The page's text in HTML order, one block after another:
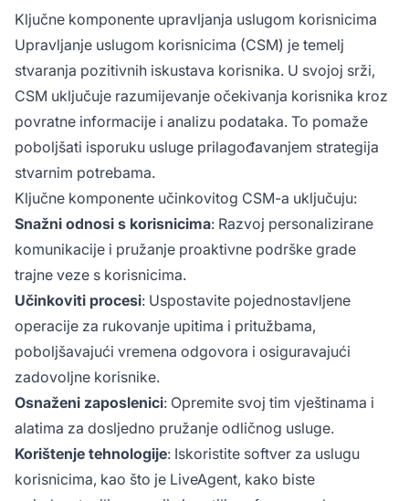
Ključne komponente upravljanja uslugom korisnicima
Upravljanje uslugom korisnicima (CSM) je temelj
stvaranja pozitivnih iskustava korisnika. U svojoj srži,
CSM uključuje razumijevanje očekivanja korisnika kroz
povratne informacije i analizu podataka. To pomaže
poboljšati isporuku usluge prilagođavanjem strategija
stvarnim potrebama.
Ključne komponente učinkovitog CSM-a uključuju:
Snažni odnosi s korisnicima: Razvoj personalizirane
komunikacije i pružanje proaktivne podrške grade
trajne veze s korisnicima.
Učinkoviti procesi: Uspostavite pojednostavljene
operacije za rukovanje upitima i pritužbama,
poboljšavajući vremena odgovora i osiguravajući
zadovoljne korisnike.
Osnaženi zaposlenici: Opremite svoj tim vještinama i
alatima za dosljedno pružanje odličnog usluge.
Korištenje tehnologije: Iskoristite softver za uslugu
korisnicima, kao što je LiveAgent, kako biste